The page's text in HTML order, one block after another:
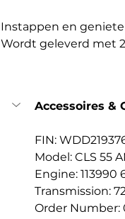
Instappen en
Wordt geleverd met
Accessoires &
FIN:
Model: CLS 55
Engine: 113990
Transmission:
Order Number: